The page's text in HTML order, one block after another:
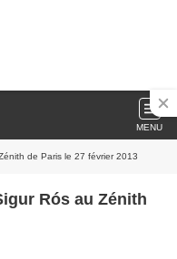
MENU
de Paris le 27 février 2013
Rós au Zénith